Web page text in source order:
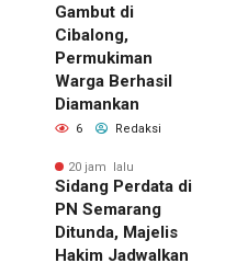
Gambut di
Cibalong,
Permukiman
Warga Berhasil
Diamankan
6 Redaksi
20 jam lalu
Sidang Perdata di
PN Semarang
Ditunda, Majelis
Hakim Jadwalkan